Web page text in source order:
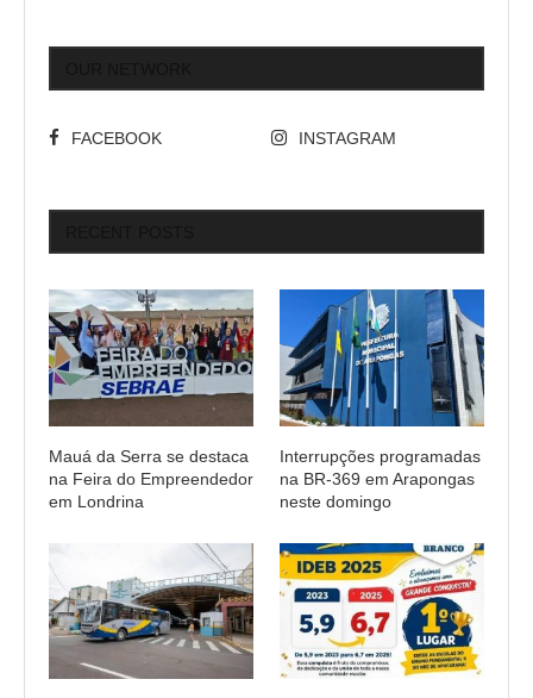
FACEBOOK INSTAGRAM
Mauá da Serra se destaca
na Feira do Empreendedor
em Londrina
Interrupções programadas
na BR-369 em Arapongas
neste domingo